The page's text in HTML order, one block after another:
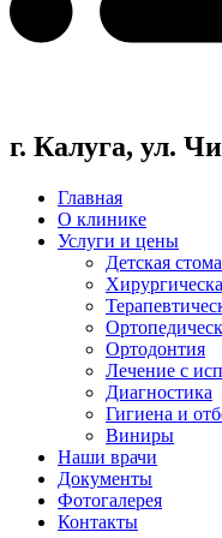
г. Калуга, ул.
Главная
О клинике
Услуги и цены
Детская
Ортодонтия
Лечение с
Диагностика
Гигиена и
Виниры
Наши врачи
Документы
Фотогалерея
Контакты